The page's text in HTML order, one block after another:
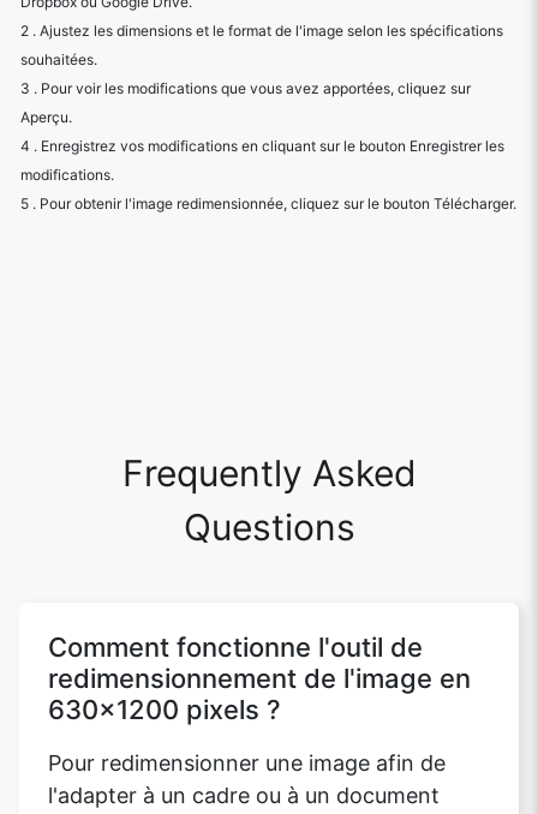
2 . Ajustez les dimensions et le format de l'image selon les spécifications
souhaitées.
3 . Pour voir les modifications que vous avez apportées, cliquez sur
Aperçu.
4 . Enregistrez vos modifications en cliquant sur le bouton Enregistrer les
modifications.
5 . Pour obtenir l'image redimensionnée, cliquez sur le bouton Télécharger.
Frequently Asked
Questions
Comment fonctionne l'outil de
redimensionnement de l'image en
630x1200 pixels ?
Pour redimensionner une image afin de
l'adapter à un cadre ou à un document